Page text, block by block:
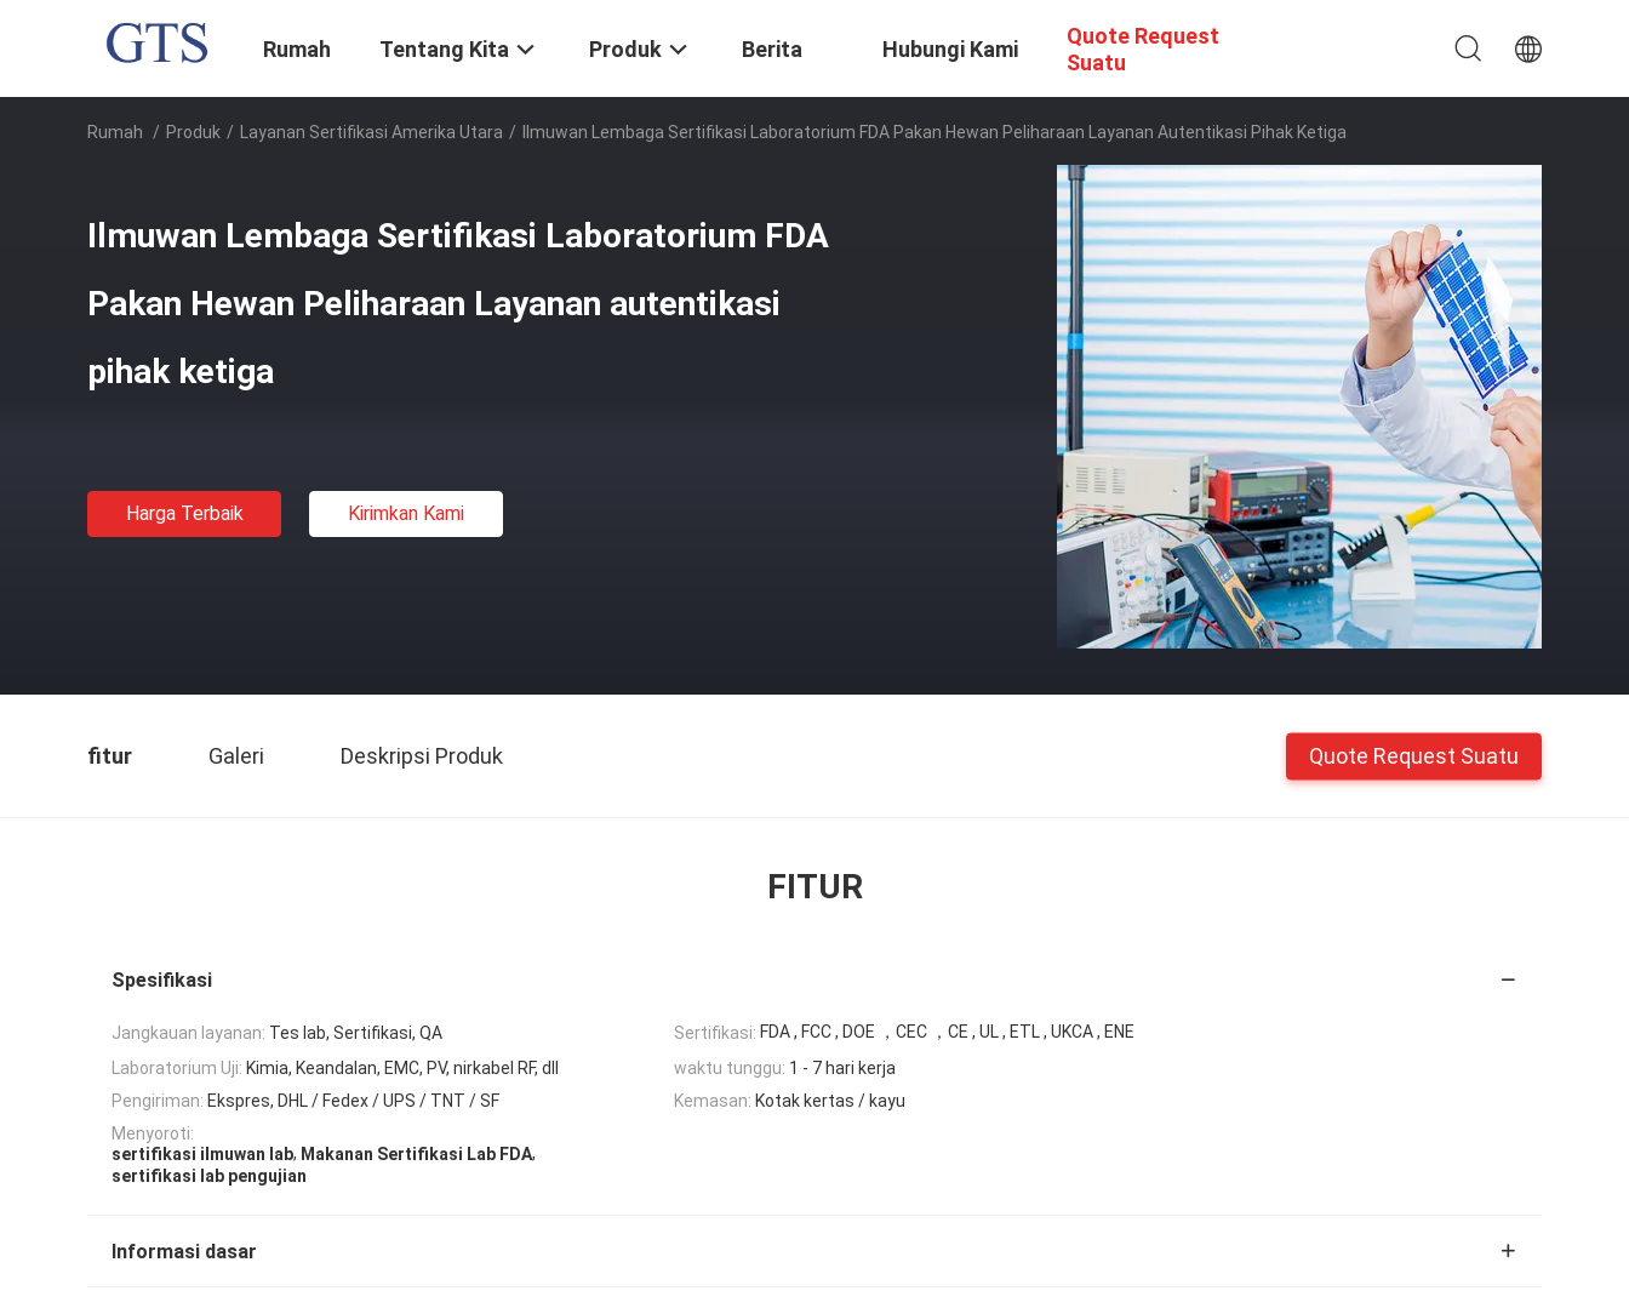
Rumah Tentang Kita Produk Berita Hubungi Kami
Quote Request
Suatu
Rumah / Produk / Layanan Sertifikasi Amerika Utara / Ilmuwan Lembaga Sertifikasi Laboratorium FDA Pakan Hewan Peliharaan Layanan Autentikasi Pihak Ketiga
Ilmuwan Lembaga Sertifikasi Laboratorium FDA
Pakan Hewan Peliharaan Layanan autentikasi
pihak ketiga
Harga Terbaik Kirimkan Kami
fitur Galeri Deskripsi Produk Quote Request Suatu
FITUR
Spesifikasi
Jangkauan layanan: Tes lab, Sertifikasi, QA Sertifikasi: FDA , FCC , DOE ，CEC ，CE , UL , ETL , UKCA , ENE
Laboratorium Uji: Kimia, Keandalan, EMC, PV, nirkabel RF, dll waktu tunggu: 1 - 7 hari kerja
Pengiriman: Ekspres, DHL / Fedex / UPS / TNT / SF Kemasan: Kotak kertas / kayu
Menyoroti:
sertifikasi ilmuwan lab, Makanan Sertifikasi Lab FDA,
sertifikasi lab pengujian
Informasi dasar